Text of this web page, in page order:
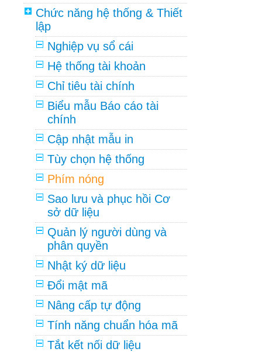
Chức năng hệ thống & Thiết
lập
Nghiệp vụ sổ cái
Hệ thống tài khoản
Chỉ tiêu tài chính
Biểu mẫu Báo cáo tài
chính
Cập nhật mẫu in
Tùy chọn hệ thống
Phím nóng
Sao lưu và phục hồi Cơ
sở dữ liệu
Quản lý người dùng và
phân quyền
Nhật ký dữ liệu
Đổi mật mã
Nâng cấp tự động
Tính năng chuẩn hóa mã
Tắt kết nối dữ liệu